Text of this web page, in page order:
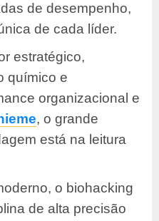
de desempenho,
de cada líder.
estratégico,
químico e
organizacional e
, o grande
está na leitura
o biohacking
de alta precisão